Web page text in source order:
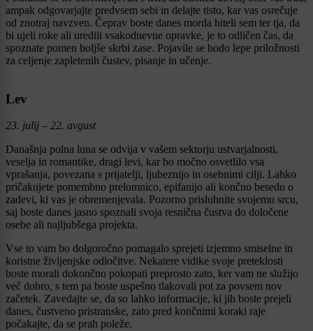
ampak odgovarjajte predvsem sebi in delajte tisto, kar vas osrečuje
od znotraj navzven. Čeprav boste danes morda hiteli sem ter tja, da
bi ujeli roke ali uredili vsakodnevne opravke, je to odličen čas, da
spoznate pomen boljše skrbi zase. Pojavile se bodo lepe priložnosti
za celjenje zapletenih čustev, pisanje in učenje.
Lev
23. julij – 22. avgust
Današnja polna luna se odvija v vašem sektorju ustvarjalnosti,
veselja in romantike, dragi levi, kar bo močno osvetlilo vsa
vprašanja, povezana s prijatelji, ljubeznijo in osebnimi cilji. Lahko
pričakujete pomembno prelomnico, epifanijo ali končno besedo o
zadevi, ki vas je obremenjevala. Pozorno prisluhnite svojemu srcu,
saj boste danes jasno spoznali svoja resnična čustva do določene
osebe ali najljubšega projekta.
Vse to vam bo dolgoročno pomagalo sprejeti izjemno smiselne in
koristne življenjske odločitve. Nekatere vidike svoje preteklosti
boste morali dokončno pokopati preprosto zato, ker vam ne služijo
več dobro, s tem pa boste uspešno tlakovali pot za povsem nov
začetek. Zavedajte se, da so lahko informacije, ki jih boste prejeli
danes, čustveno pristranske, zato pred končnimi koraki raje
počakajte, da se prah poleže.